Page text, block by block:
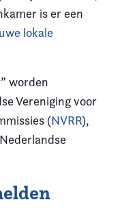
is er een
lokale
worden
Vereniging voor
(NVRR),